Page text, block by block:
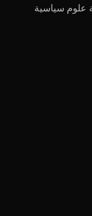
علوم سياسية